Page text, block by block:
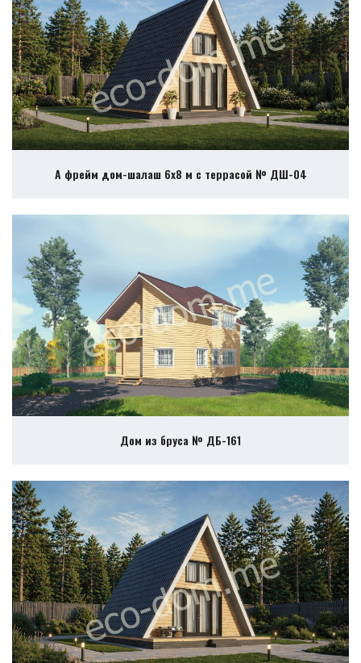
А фрейм дом-шалаш 6х8 м с террасой № ДШ-04
Дом из бруса № ДБ-161